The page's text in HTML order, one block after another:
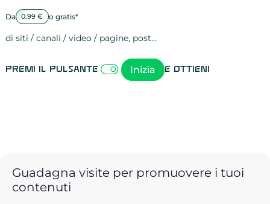
Da 0.99 € o gratis*
di siti / canali / video / pagine, post…
Premi il pulsante Inizia e ottieni
Guadagna visite per promuovere i tuoi
contenuti